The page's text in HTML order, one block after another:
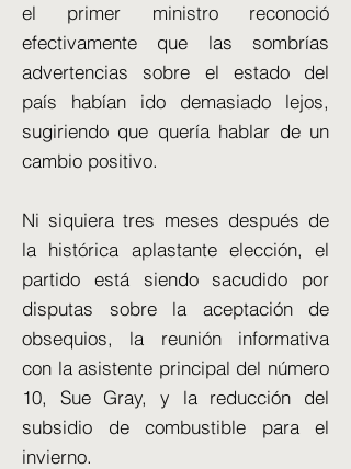
el primer ministro reconoció
efectivamente que las sombrías
advertencias sobre el estado del
país habían ido demasiado lejos,
sugiriendo que quería hablar de un
cambio positivo.
Ni siquiera tres meses después de
la histórica aplastante elección, el
partido está siendo sacudido por
disputas sobre la aceptación de
obsequios, la reunión informativa
con la asistente principal del número
10, Sue Gray, y la reducción del
subsidio de combustible para el
invierno.